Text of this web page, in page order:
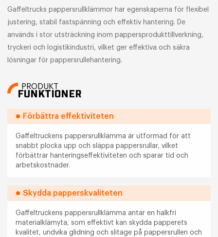
Gaffeltrucks pappersrullklämmor har egenskaperna för flexibel
justering, stabil fastspänning och effektiv hantering. De
används i stor utsträckning inom pappersprodukttillverkning,
tryckeri och logistikindustri, vilket ger effektiva och säkra
lösningar för pappersrullehantering.
PRODUKT
FUNKTIONER
Förbättra effektiviteten
Gaffeltruckens pappersrullklämma är utformad för att
snabbt plocka upp och släppa pappersrullar, vilket
förbättrar hanteringseffektiviteten och sparar tid och
arbetskostnader.
Skydda papperskvaliteten
Gaffeltruckens pappersrullklämma antar en halkfri
materialklämyta, som effektivt kan skydda papperets
kvalitet, undvika glidning och slitage på pappersrullen och